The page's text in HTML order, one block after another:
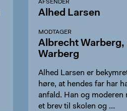
AFSENDER
Alhed Larsen
MODTAGER
Albrecht Warberg,
Warberg
Alhed Larsen er
høre, at hendes far har
anfald. Han og moderen
et brev til skolen og …